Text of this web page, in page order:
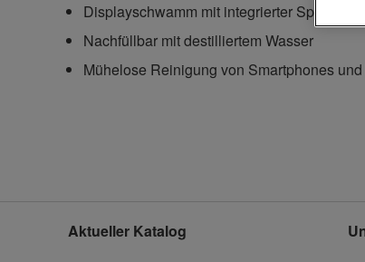
Displayschwamm mit integrierter
Nachfüllbar mit destilliertem Wasser
Mühelose Reinigung von Smartphones
Aktueller Katalog